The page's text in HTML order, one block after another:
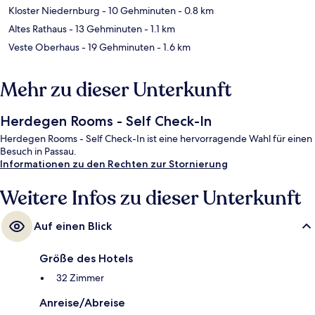
Kloster Niedernburg - 10 Gehminuten- 0.8 km
Altes Rathaus- 13 Gehminuten- 1.1 km
Veste Oberhaus- 19 Gehminuten- 1.6 km
Mehr zu dieser Unterkunft
Herdegen Rooms - Self Check-In
Herdegen Rooms - Self Check-In ist eine hervorragende Wahl für einen
Besuch in Passau.
Informationen zu den Rechten zur Stornierung
Weitere Infos zu dieser Unterkunft
Auf einen Blick
Größe des Hotels
32 Zimmer
Anreise/Abreise